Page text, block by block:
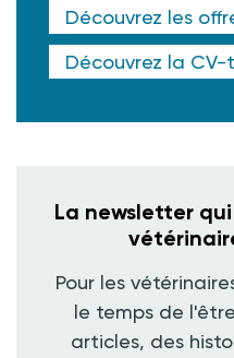
Découvrez les
Découvrez la
La newsletter
Pour les
le temps de
articles, des